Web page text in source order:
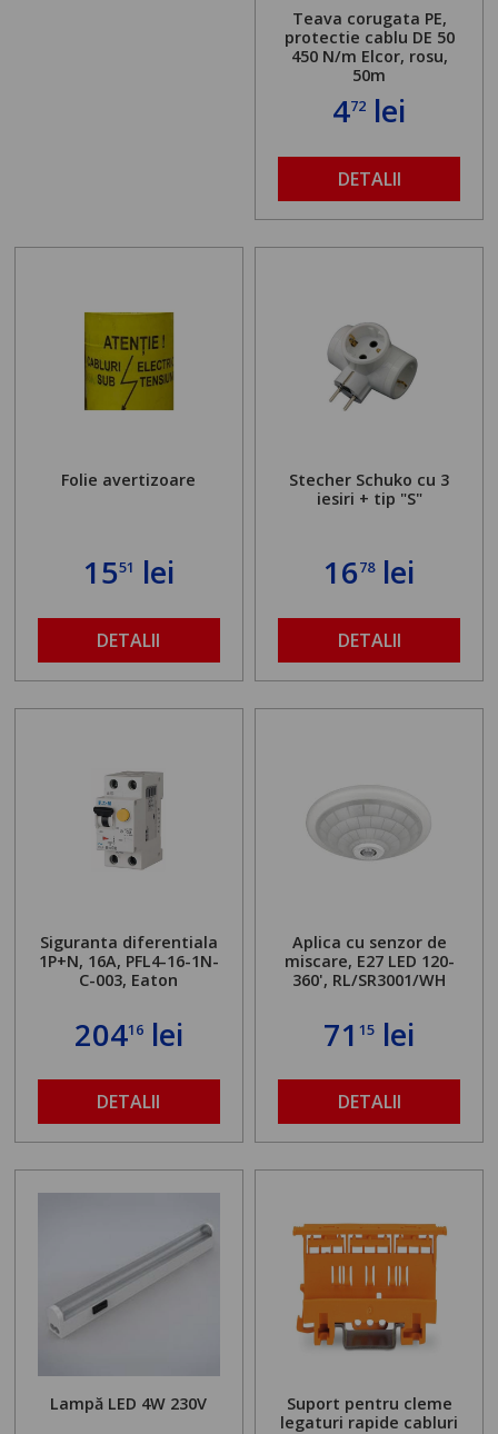
Teava corugata PE,
protectie cablu DE 50
450 N/m Elcor, rosu,
50m
472 lei
DETALII
Folie avertizoare
1551 lei
DETALII
Stecher Schuko cu 3
iesiri + tip "S"
1678lei
DETALII
Siguranta diferentiala
1P+N, 16A, PFL4-16-1N-
C-003, Eaton
20416lei
DETALII
Aplica cu senzor de
miscare, E27 LED 120-
360', RL/SR3001/WH
7115 lei
DETALII
Lampă LED 4W 230V
Suport pentru cleme
legaturi rapide cabluri